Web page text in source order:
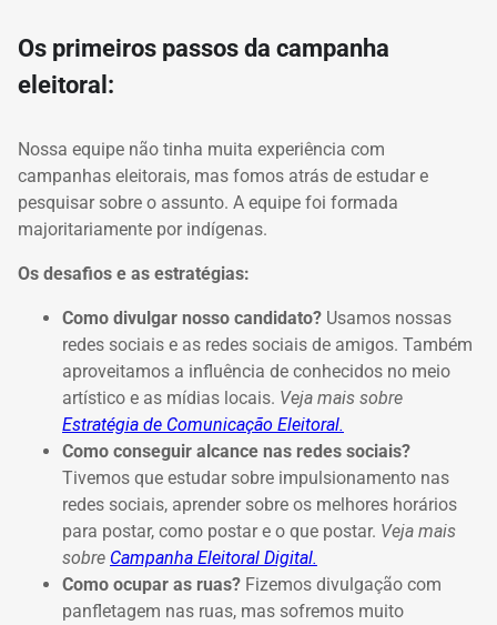
Os primeiros passos da campanha
eleitoral:
Nossa equipe não tinha muita experiência com
campanhas eleitorais, mas fomos atrás de estudar e
pesquisar sobre o assunto. A equipe foi formada
majoritariamente por indígenas.
Os desafios e as estratégias:
Como divulgar nosso candidato? Usamos nossas
redes sociais e as redes sociais de amigos. Também
aproveitamos a influência de conhecidos no meio
artístico e as mídias locais. Veja mais sobre
Estratégia de Comunicação Eleitoral.
Como conseguir alcance nas redes sociais?
Tivemos que estudar sobre impulsionamento nas
redes sociais, aprender sobre os melhores horários
para postar, como postar e o que postar. Veja mais
sobre Campanha Eleitoral Digital.
Como ocupar as ruas? Fizemos divulgação com
panfletagem nas ruas, mas sofremos muito